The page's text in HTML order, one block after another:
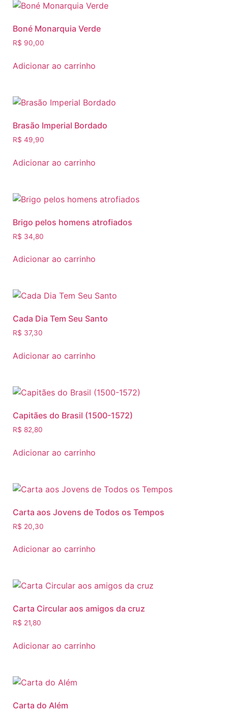
Boné Monarquia Verde
R$ 90,00
Adicionar ao carrinho
Brasão Imperial Bordado
R$ 49,90
Adicionar ao carrinho
Brigo pelos homens atrofiados
R$ 34,80
Adicionar ao carrinho
Cada Dia Tem Seu Santo
R$ 37,30
Adicionar ao carrinho
Capitães do Brasil (1500-1572)
R$ 82,80
Adicionar ao carrinho
Carta aos Jovens de Todos os Tempos
R$ 20,30
Adicionar ao carrinho
Carta Circular aos amigos da cruz
R$ 21,80
Adicionar ao carrinho
Carta do Além